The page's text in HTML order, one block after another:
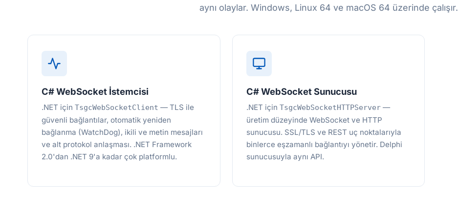
aynı olaylar. Windows, Linux 64 ve macOS 64 üzerinde çalışır.
C# WebSocket İstemcisi
.NET için TsgcWebSocketClient — TLS ile
güvenli bağlantılar, otomatik yeniden
bağlanma (WatchDog), ikili ve metin mesajları
ve alt protokol anlaşması. .NET Framework
2.0'dan .NET 9'a kadar çok platformlu.
C# WebSocket Sunucusu
.NET için TsgcWebSocketHTTPServer—
üretim düzeyinde WebSocket ve HTTP
sunucusu. SSL/TLS ve REST uç noktalarıyla
binlerce eşzamanlı bağlantıyı yönetir. Delphi
sunucusuyla aynı API.